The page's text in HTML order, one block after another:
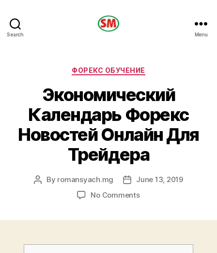
Search Menu
Categories
ФОРЕКС ОБУЧЕНИЕ
Экономический
Календарь Форекс
Новостей Онлайн Для
Трейдера
Post
By romansyach.mg
PostJune 13, 2019
No Commentson
Онлайн